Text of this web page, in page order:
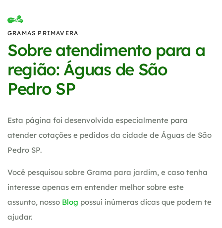
GRAMAS PRIMAVERA
Sobre atendimento para a
região: Águas de São
Pedro SP
Esta página foi desenvolvida especialmente para
atender cotações e pedidos da cidade de Águas de São
Pedro SP.
Você pesquisou sobre Grama para jardim, e caso tenha
interesse apenas em entender melhor sobre este
assunto, nosso Blog possui inúmeras dicas que podem te
ajudar.